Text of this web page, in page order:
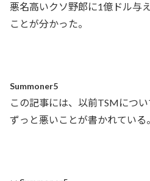
悪名高いクソ野郎に1億ドル与
ことが分かった。
Summoner5
この記事には、以前TSMにつ
ずっと悪いことが書かれている。